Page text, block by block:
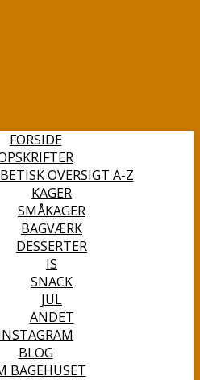
FORSIDE
OVERSIGT A-Z
KAGER
SMÅKAGER
BAGVÆRK
DESSERTER
IS
SNACK
JUL
ANDET
BLOG
BAGEHUSET